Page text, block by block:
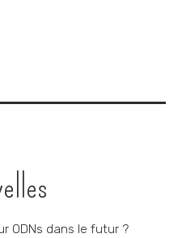
ODNs dans le futur ?